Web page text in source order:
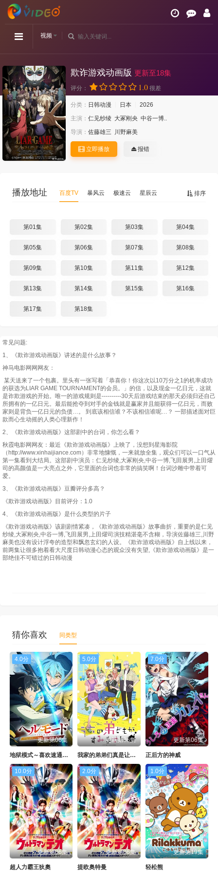
视频
欺诈游戏动画版 更新至18集
评分： 1.0 很差
分类： 日韩动漫 日本
2026
主演： 仁见纱绫 大冢刚央 中谷一博..
导演： 佐藤雄三 川野麻美
立即播放 报错
排序
播放地址 百度TV 暴风云 极速云 星辰云
第01集 第02集 第03集 第04集
第05集 第06集 第07集 第08集
第09集 第10集 第11集 第12集
第13集 第14集 第15集 第16集
第17集 第18集
常见问题:
1、《欺诈游戏动画版》讲述的是什么故事？
神马电影网网网友：
某天送来了一个包裹。里头有一张写着「恭喜你！你这次以10万分之1的机率成功
的获选为LIAR GAME TOURNAMENT的会员。」的信，以及现金一亿日元，这就
是诈欺游戏的开始。唯一的游戏规则是----------30天后游戏结束的那天必须归还自己
所拥有的一亿日元。最后能抢夺到对手的金钱就是赢家并且能获得一亿日元，而败
家则是背负一亿日元的负债…。 到底该相信谁？不该相信谁呢…？ 一部描述面对巨
款而心生动摇的人类心理新作！
2、《欺诈游戏动画版》这部剧中的台词，你怎么看？
秋霞电影网网友：最近《欺诈游戏动画版》上映了，没想到星海影院
（http://www.xinhaijiance.com）非常地慷慨，一来就放全集，观众们可以一口气从
第一集看到大结局。这部剧中演员：仁见纱绫,大冢刚央,中谷一博,飞田展男,上田燿
司的高颜值是一大亮点之外，它里面的台词也非常的搞笑啊！台词沙雕中带着可
爱。
3、《欺诈游戏动画版》豆瓣评分多高？
《欺诈游戏动画版》目前评分：1.0
4、《欺诈游戏动画版》是什么类型的片子
《欺诈游戏动画版》该剧剧情紧凑，《欺诈游戏动画版》故事曲折，重要的是仁见
纱绫,大冢刚央,中谷一博,飞田展男,上田燿司演技精湛毫不含糊，导演佐藤雄三,川野
麻美也没有设计浮夸的造型和飘忽玄幻的人设。《欺诈游戏动画版》自上线以来，
前两集让很多抱着看大尺度日韩动漫心态的观众没有失望,《欺诈游戏动画版》是一
部绝佳不可错过的日韩动漫
猜你喜欢 同类型
4.0分
更新第06集
地狱模式～喜欢速通游戏的玩家在废设定异世界无双～第二季
5.0分
更新第06集
我家的弟弟们真是让您费心了
7.0分
更新第06集
正后方的神威
10.0分
更新第06集
超人力霸王狄奧
2.0分
更新第06集
提欧奥特曼
1.0分
更新第19集
轻松熊